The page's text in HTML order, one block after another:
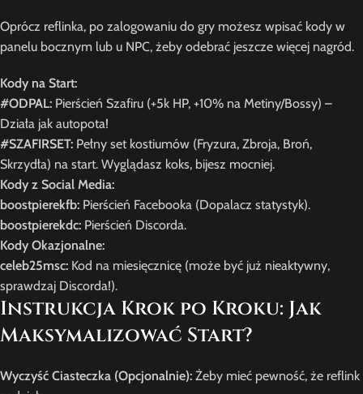
Oprócz reflinka, po zalogowaniu do gry możesz wpisać kody w
panelu bocznym lub u NPC, żeby odebrać jeszcze więcej nagród.
Kody na Start:
#ODPAL: Pierścień Szafiru (+5k HP, +10% na Metiny/Bossy) –
Działa jak autopota!
#SZAFIRSET: Pełny set kostiumów (Fryzura, Zbroja, Broń,
Skrzydła) na start. Wyglądasz koks, bijesz mocniej.
Kody z Social Media:
boostpierekfb: Pierścień Facebooka (Dopalacz statystyk).
boostpierekdc: Pierścień Discorda.
Kody Okazjonalne:
celeb25msc: Kod na miesięcznicę (może być już nieaktywny,
sprawdzaj Discorda!).
Instrukcja Krok po Kroku: Jak
Maksymalizować Start?
Wyczyść Ciasteczka (Opcjonalnie): Żeby mieć pewność, że reflink